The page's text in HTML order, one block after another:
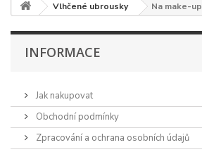
Vlhčené ubrousky Na make-up
INFORMACE
Jak nakupovat
Obchodní podmínky
Zpracování a ochrana osobních údajů